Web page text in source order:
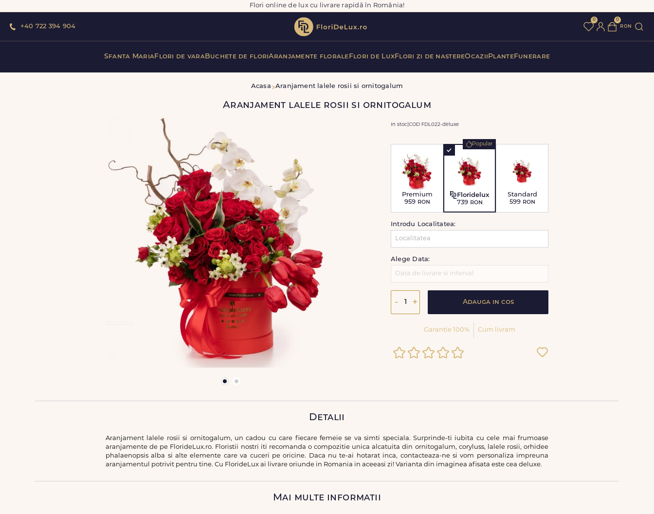
Flori online de lux cu livrare rapidă în România!
+40 722 394 904
0 0
ron
Sfanta MariaFlori de varaBuchete de floriAranjamente florale Flori de LuxFlori zi de nastereOcazii PlanteFunerare
Acasa Aranjament lalele rosii si ornitogalum
Aranjament lalele rosii si ornitogalum
In stoc COD FDL022-deluxe
Premium
959 ron
Floridelux
739 ron
Popular
Standard
599 ron
Introdu Localitatea:
Alege Data:
- + Adauga in cos
Garantie 100% Cum livram
Detalii
Aranjament lalele rosii si ornitogalum, un cadou cu care fiecare femeie se va simti speciala. Surprinde-ti iubita cu cele mai frumoase
aranjamente de pe FlorideLux.ro. Floristii nostri iti recomanda o compozitie unica alcatuita din ornitogalum, coryluss, lalele rosii, orhidee
phalaenopsis alba si alte elemente care va cuceri pe oricine. Daca nu te-ai hotarat inca, contacteaza-ne si vom personaliza impreuna
aranjamentul potrivit pentru tine. Cu FlorideLux ai livrare oriunde in Romania in aceeasi zi! Varianta din imaginea afisata este cea deluxe.
Mai multe informatii